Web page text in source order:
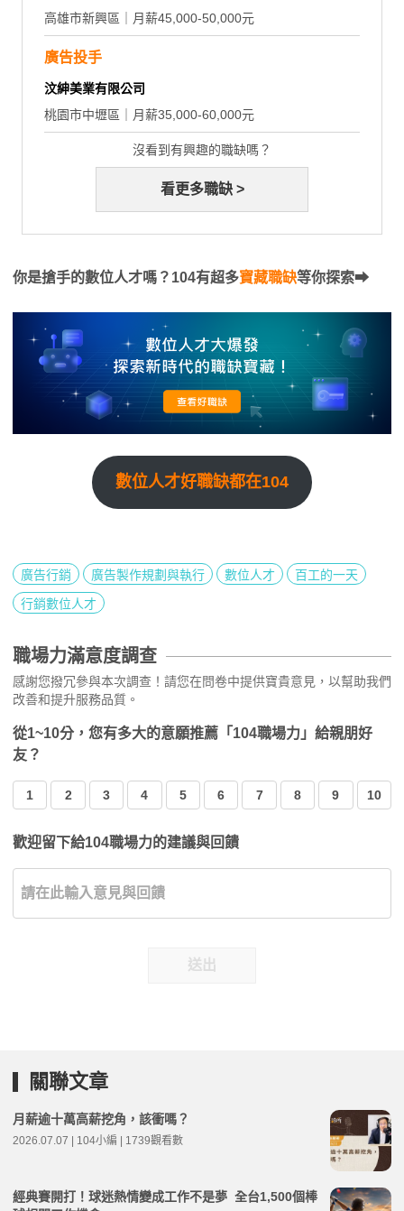
高雄市新興區｜月薪45,000-50,000元
廣告投手
汶紳美業有限公司
桃園市中壢區｜月薪35,000-60,000元
沒看到有興趣的職缺嗎？
看更多職缺 >
你是搶手的數位人才嗎？104有超多寶藏職缺等你探索⮕
數位人才好職缺都在104
廣告行銷 廣告製作規劃與執行 數位人才
百工的一天
行銷數位人才
職場力滿意度調查
感謝您撥冗參與本次調查！請您在問卷中提供寶貴意見，以幫助我們
改善和提升服務品質。
從1~10分，您有多大的意願推薦「104職場力」給親朋好
友？
1 2 3 4 5 6 7 8 9 10
歡迎留下給104職場力的建議與回饋
送出
關聯文章
月薪逾十萬高薪挖角，該衝嗎？
2026.07.07 | 104小編 | 1739觀看數
經典賽開打！球迷熱情變成工作不是夢 全台1,500個棒